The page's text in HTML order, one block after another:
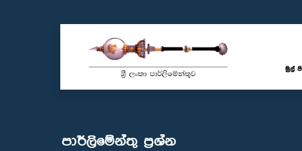
මුල්
පාර්ලි‌මේන්තු‌ ප්‍රශ්න